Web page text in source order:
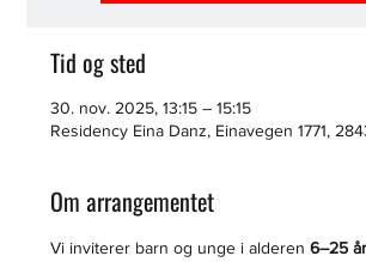
Tid og sted
30. nov. 2025, 13:15 – 15:15
Residency Eina Danz, Einavegen 1771,
Om arrangementet
Vi inviterer barn og unge i alderen 6–25 år